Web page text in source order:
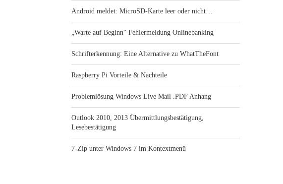
Android meldet: MicroSD-Karte leer oder nicht…
„Warte auf Beginn“ Fehlermeldung Onlinebanking
Schrifterkennung: Eine Alternative zu WhatTheFont
Raspberry Pi Vorteile & Nachteile
Problemlösung Windows Live Mail .PDF Anhang
Outlook 2010, 2013 Übermittlungsbestätigung,
Lesebestätigung
7-Zip unter Windows 7 im Kontextmenü